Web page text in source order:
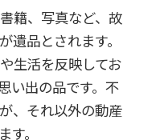
籍、写真など、故
遺品とされます。
生活を反映してお
い出の品です。不
、それ以外の動産
。